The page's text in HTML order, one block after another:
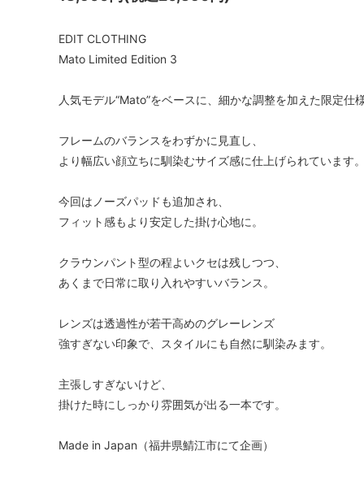
EDIT CLOTHING
Mato Limited Edition 3
人気モデル“Mato”をベースに、細かな調整を加えた限定仕
フレームのバランスをわずかに見直し、
より幅広い顔立ちに馴染むサイズ感に仕上げられています
今回はノーズパッドも追加され、
フィット感もより安定した掛け心地に。
クラウンパント型の程よいクセは残しつつ、
あくまで日常に取り入れやすいバランス。
レンズは透過性が若干高めのグレーレンズ
強すぎない印象で、スタイルにも自然に馴染みます。
主張しすぎないけど、
掛けた時にしっかり雰囲気が出る一本です。
Made in Japan（福井県鯖江市にて企画）